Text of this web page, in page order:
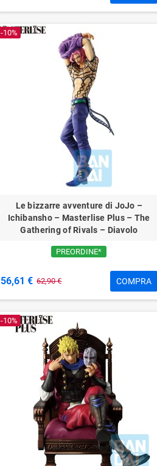
-10%
Le bizzarre avventure di JoJo –
Ichibansho – Masterlise Plus – The
Gathering of Rivals – Diavolo
PREORDINE*
56,61 € 62,90 € COMPRA
-10%